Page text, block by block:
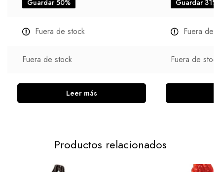
Guardar 50% Guardar 31%
Fuera de stock Fuera de
Fuera de stock Fuera de stock
Leer más
Productos relacionados